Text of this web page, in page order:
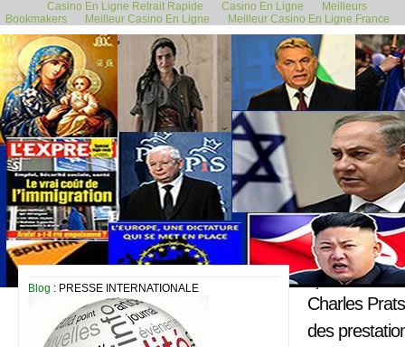
Casino En Ligne Retrait Rapide Casino En Ligne
Meilleurs
Bookmakers
Meilleur Casino En Ligne Meilleur Casino En Ligne France
Blog : PRESSE INTERNATIONALE 6 juin 2019
Charles
des